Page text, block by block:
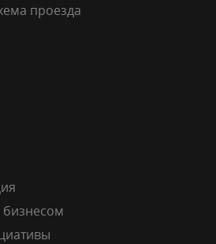
проезда
бизнесом